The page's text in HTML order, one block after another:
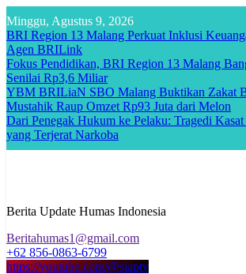
to
content
Minggu, Agustus 9, 2026
BRI Region 13 Malang Perkuat Inklusi
Agen BRILink
Fokus Pendidikan, BRI Region 13 Malang
Senilai Rp3,6 Miliar
YBM BRILiaN SBO Malang Buktikan Zakat
Mustahik Raup Omzet Rp93 Juta dari Melon
Dari Penegak Hukum ke Pelaku: Tragedi
yang Terjerat Narkoba
Berita Update Humas Indonesia
Beritahumas1@gmail.com
+62 856-0863-6799
https://youtube.com/@siaptv